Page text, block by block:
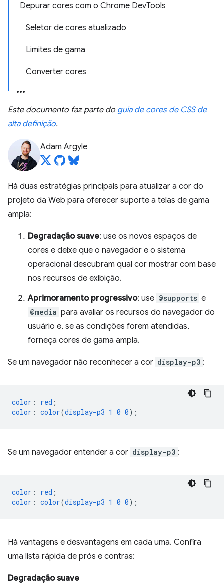
Depurar cores com o Chrome DevTools
Seletor de cores atualizado
Limites de gama
Converter cores
Este documento faz parte do guia de cores de CSS de
alta definição.
Adam Argyle
Há duas estratégias principais para atualizar a cor do
projeto da Web para oferecer suporte a telas de gama
ampla:
Degradação suave: use os novos espaços de
cores e deixe que o navegador e o sistema
operacional descubram qual cor mostrar com base
nos recursos de exibição.
Aprimoramento progressivo: use @supports e
@media para avaliar os recursos do navegador do
usuário e, se as condições forem atendidas,
forneça cores de gama ampla.
Se um navegador não reconhecer a cor display-p3 :
color : red ;
color : color(display-p3 1 0 0);
Se um navegador entender a cor display-p3 :
color : red ;
color : color(display-p3 1 0 0);
Há vantagens e desvantagens em cada uma. Confira
uma lista rápida de prós e contras:
Degradação suave